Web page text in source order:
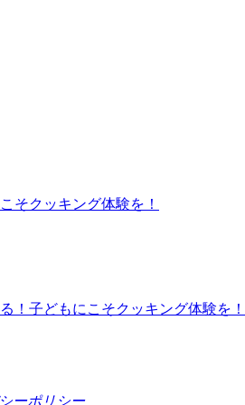
そクッキング体験を！
子どもにこそクッキング体験を！
ーポリシー